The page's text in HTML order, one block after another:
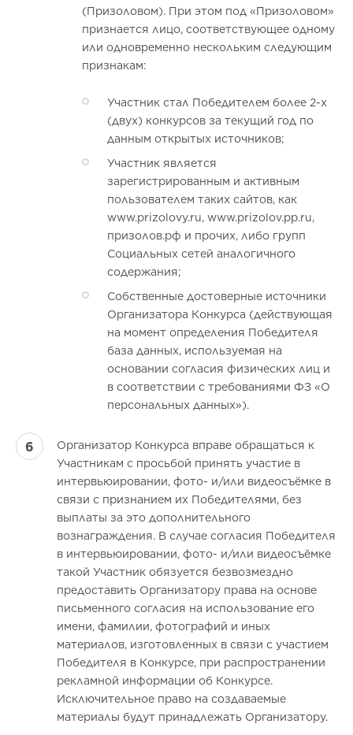
(Призоловом). При этом под «Призоловом»
признается лицо, соответствующее одному
или одновременно нескольким следующим
признакам:
Участник стал Победителем более 2-х
(двух) конкурсов за текущий год по
данным открытых источников;
Участник является
зарегистрированным и активным
пользователем таких сайтов, как
www.prizolovy.ru, www.prizolov.pp.ru,
призолов.рф и прочих, либо групп
Социальных сетей аналогичного
содержания;
Собственные достоверные источники
Организатора Конкурса (действующая
на момент определения Победителя
база данных, используемая на
основании согласия физических лиц и
в соответствии с требованиями ФЗ «О
персональных данных»).
Организатор Конкурса вправе обращаться к
Участникам с просьбой принять участие в
интервьюировании, фото- и/или видеосъёмке в
связи с признанием их Победителями, без
выплаты за это дополнительного
вознаграждения. В случае согласия Победителя
в интервьюировании, фото- и/или видеосъёмке
такой Участник обязуется безвозмездно
предоставить Организатору права на основе
письменного согласия на использование его
имени, фамилии, фотографий и иных
материалов, изготовленных в связи с участием
Победителя в Конкурсе, при распространении
рекламной информации об Конкурсе.
Исключительное право на создаваемые
материалы будут принадлежать Организатору.